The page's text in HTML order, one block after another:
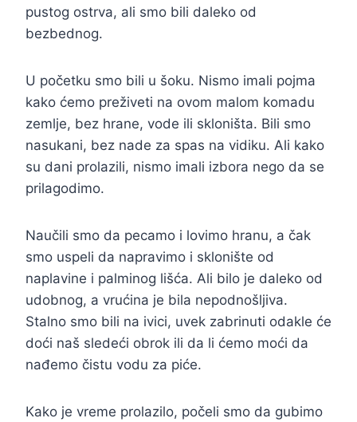
pustog ostrva, ali smo bili daleko od
bezbednog.
U početku smo bili u šoku. Nismo imali pojma
kako ćemo preživeti na ovom malom komadu
zemlje, bez hrane, vode ili skloništa. Bili smo
nasukani, bez nade za spas na vidiku. Ali kako
su dani prolazili, nismo imali izbora nego da se
prilagodimo.
Naučili smo da pecamo i lovimo hranu, a čak
smo uspeli da napravimo i sklonište od
naplavine i palminog lišća. Ali bilo je daleko od
udobnog, a vrućina je bila nepodnošljiva.
Stalno smo bili na ivici, uvek zabrinuti odakle će
doći naš sledeći obrok ili da li ćemo moći da
nađemo čistu vodu za piće.
Kako je vreme prolazilo, počeli smo da gubimo